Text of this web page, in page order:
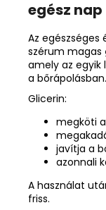
egész nap
Az egészséges
szérum magas
amely az egyik
a bőrápolásban.
Glicerin:
megköti
javítja a
azonnali
A használat
friss.